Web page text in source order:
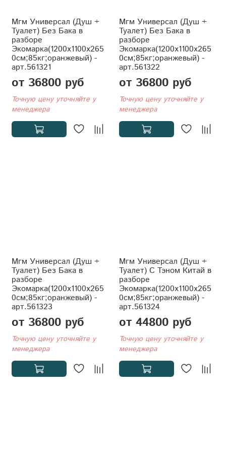
Мгм Универсал (Душ +
Туалет) Без Бака в
разборе
Экомарка(1200x1100x265
0см;85кг;оранжевый) -
арт.561321
от 36800 руб
Точную цену уточняйте у
менеджера
Мгм Универсал (Душ +
Туалет) Без Бака в
разборе
Экомарка(1200x1100x265
0см;85кг;оранжевый) -
арт.561322
от 36800 руб
Точную цену уточняйте у
менеджера
Мгм Универсал (Душ +
Туалет) Без Бака в
разборе
Экомарка(1200x1100x265
0см;85кг;оранжевый) -
арт.561323
от 36800 руб
Точную цену уточняйте у
менеджера
Мгм Универсал (Душ +
Туалет) С Тэном Китай в
разборе
Экомарка(1200x1100x265
0см;85кг;оранжевый) -
арт.561324
от 44800 руб
Точную цену уточняйте у
менеджера